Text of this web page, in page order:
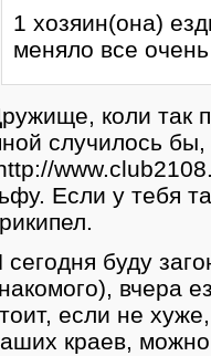
1 хозяин(она)
меняло все
коли так
случилось
Если у тебя
сегодня буду
вчера
если не
краев,